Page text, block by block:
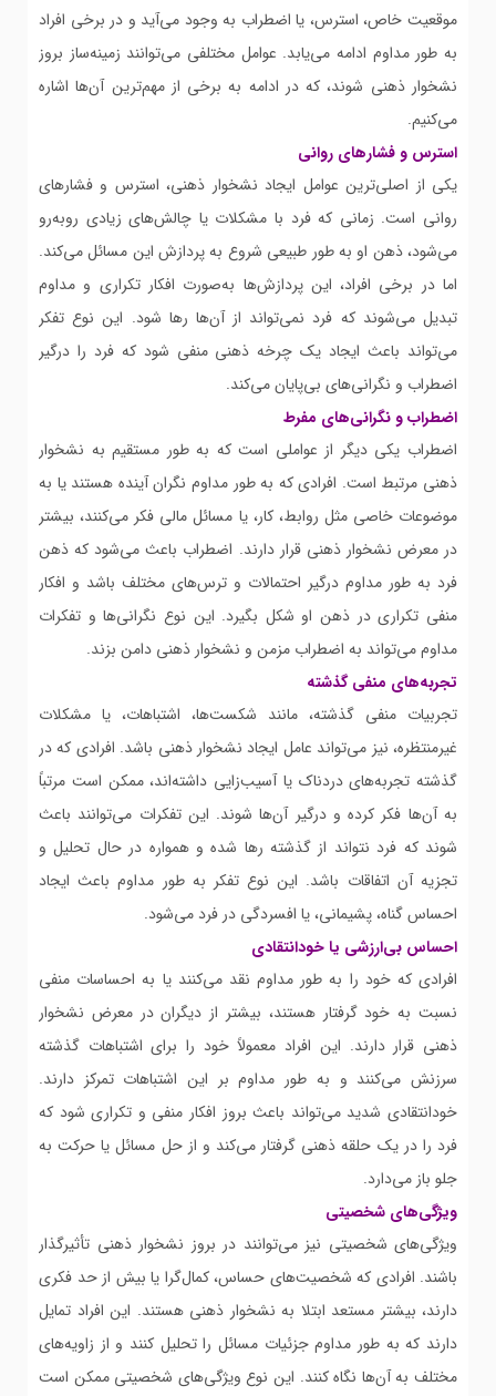
موقعیت خاص، استرس، یا اضطراب به وجود می‌آید و در برخی افراد
به طور مداوم ادامه می‌یابد. عوامل مختلفی می‌توانند زمینه‌ساز بروز
نشخوار ذهنی شوند، که در ادامه به برخی از مهم‌ترین آن‌ها اشاره
می‌کنیم.
استرس و فشارهای روانی
یکی از اصلی‌ترین عوامل ایجاد نشخوار ذهنی، استرس و فشارهای
روانی است. زمانی که فرد با مشکلات یا چالش‌های زیادی روبه‌رو
می‌شود، ذهن او به طور طبیعی شروع به پردازش این مسائل می‌کند.
اما در برخی افراد، این پردازش‌ها به‌صورت افکار تکراری و مداوم
تبدیل می‌شوند که فرد نمی‌تواند از آن‌ها رها شود. این نوع تفکر
می‌تواند باعث ایجاد یک چرخه ذهنی منفی شود که فرد را درگیر
اضطراب و نگرانی‌های بی‌پایان می‌کند.
اضطراب و نگرانی‌های مفرط
اضطراب یکی دیگر از عواملی است که به طور مستقیم به نشخوار
ذهنی مرتبط است. افرادی که به طور مداوم نگران آینده هستند یا به
موضوعات خاصی مثل روابط، کار، یا مسائل مالی فکر می‌کنند، بیشتر
در معرض نشخوار ذهنی قرار دارند. اضطراب باعث می‌شود که ذهن
فرد به طور مداوم درگیر احتمالات و ترس‌های مختلف باشد و افکار
منفی تکراری در ذهن او شکل بگیرد. این نوع نگرانی‌ها و تفکرات
مداوم می‌تواند به اضطراب مزمن و نشخوار ذهنی دامن بزند.
تجربه‌های منفی گذشته
تجربیات منفی گذشته، مانند شکست‌ها، اشتباهات، یا مشکلات
غیرمنتظره، نیز می‌تواند عامل ایجاد نشخوار ذهنی باشد. افرادی که در
گذشته تجربه‌های دردناک یا آسیب‌زایی داشته‌اند، ممکن است مرتباً
به آن‌ها فکر کرده و درگیر آن‌ها شوند. این تفکرات می‌توانند باعث
شوند که فرد نتواند از گذشته رها شده و همواره در حال تحلیل و
تجزیه آن اتفاقات باشد. این نوع تفکر به طور مداوم باعث ایجاد
احساس گناه، پشیمانی، یا افسردگی در فرد می‌شود.
احساس بی‌ارزشی یا خودانتقادی
افرادی که خود را به طور مداوم نقد می‌کنند یا به احساسات منفی
نسبت به خود گرفتار هستند، بیشتر از دیگران در معرض نشخوار
ذهنی قرار دارند. این افراد معمولاً خود را برای اشتباهات گذشته
سرزنش می‌کنند و به طور مداوم بر این اشتباهات تمرکز دارند.
خودانتقادی شدید می‌تواند باعث بروز افکار منفی و تکراری شود که
فرد را در یک حلقه ذهنی گرفتار می‌کند و از حل مسائل یا حرکت به
جلو باز می‌دارد.
ویژگی‌های شخصیتی
ویژگی‌های شخصیتی نیز می‌توانند در بروز نشخوار ذهنی تأثیرگذار
باشند. افرادی که شخصیت‌های حساس، کمال‌گرا یا بیش از حد فکری
دارند، بیشتر مستعد ابتلا به نشخوار ذهنی هستند. این افراد تمایل
دارند که به طور مداوم جزئیات مسائل را تحلیل کنند و از زاویه‌های
مختلف به آن‌ها نگاه کنند. این نوع ویژگی‌های شخصیتی ممکن است